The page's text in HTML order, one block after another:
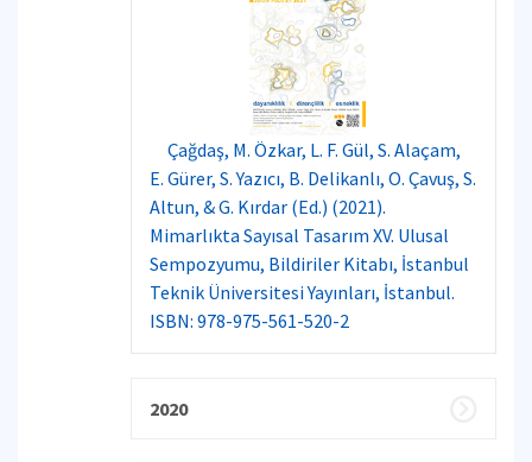
Çağdaş, M. Özkar, L. F. Gül, S. Alaçam,
E. Gürer, S. Yazıcı, B. Delikanlı, O. Çavuş, S.
Altun, & G. Kırdar (Ed.) (2021).
Mimarlıkta Sayısal Tasarım XV. Ulusal
Sempozyumu, Bildiriler Kitabı, İstanbul
Teknik Üniversitesi Yayınları, İstanbul.
ISBN: 978-975-561-520-2
2020